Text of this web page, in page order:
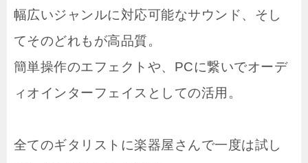
幅広いジャンルに対応可能なサウンド、そし
てそのどれもが高品質。
簡単操作のエフェクトや、PCに繋いでオーデ
ィオインターフェイスとしての活用。
全てのギタリストに楽器屋さんで一度は試し